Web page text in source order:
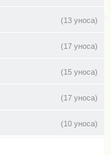
(13 уноса)
(17 уноса)
(15 уноса)
(17 уноса)
(10 уноса)